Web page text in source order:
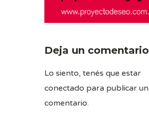
Deja un comentario
Lo siento, tenés que estar
conectado para publicar un
comentario.